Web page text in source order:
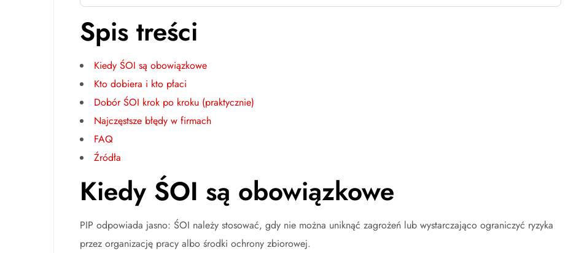
Spis treści
Kiedy ŚOI są obowiązkowe
Kto dobiera i kto płaci
Dobór ŚOI krok po kroku (praktycznie)
Najczęstsze błędy w firmach
FAQ
Źródła
Kiedy ŚOI są obowiązkowe
PIP odpowiada jasno: ŚOI należy stosować, gdy nie można uniknąć zagrożeń lub wystarczająco ograniczyć ryzyka
przez organizację pracy albo środki ochrony zbiorowej.